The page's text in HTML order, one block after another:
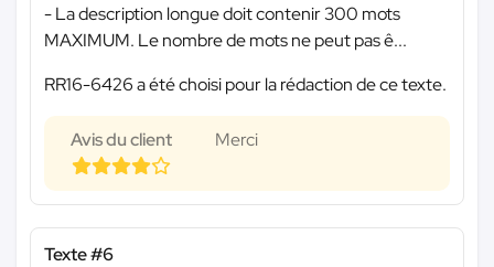
- La description longue doit contenir 300 mots
MAXIMUM. Le nombre de mots ne peut pas ê...
RR16-6426 a été choisi pour la rédaction de ce texte.
Avis du client Merci
Texte #6